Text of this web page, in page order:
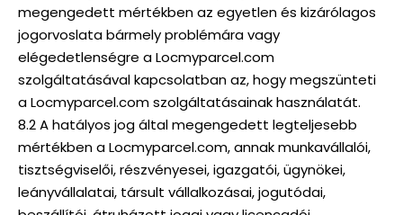
megengedett mértékben az egyetlen és kizárólagos
jogorvoslata bármely problémára vagy
elégedetlenségre a Locmyparcel.com
szolgáltatásával kapcsolatban az, hogy megszünteti
a Locmyparcel.com szolgáltatásainak használatát.
8.2 A hatályos jog által megengedett legteljesebb
mértékben a Locmyparcel.com, annak munkavállalói,
tisztségviselői, részvényesei, igazgatói, ügynökei,
leányvállalatai, társult vállalkozásai, jogutódai,